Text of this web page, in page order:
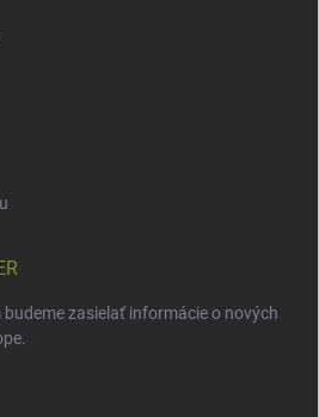
zasielať informácie o nových